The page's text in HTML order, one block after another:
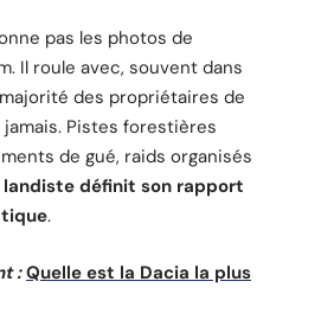
pas les photos de
Il roule avec, souvent dans
des propriétaires de
Pistes forestières
de gué, raids organisés
landiste définit son rapport
.
: Quelle est la Dacia la plus